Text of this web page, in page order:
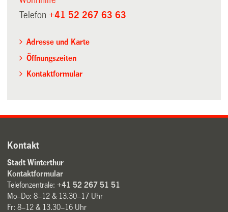
Telefon+41 52 267 63 63
Adresse und Karte
Öffnungszeiten
Kontaktformular
Kontakt
Stadt Winterthur
Kontaktformular
Telefonzentrale:+41 52 267 51 51
Mo–Do: 8–12 & 13.30–17 Uhr
Fr: 8–12 & 13.30–16 Uhr